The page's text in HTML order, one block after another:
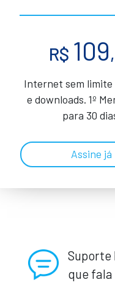
R$ 109
Internet sem limite
e downloads. 1º
para 30
Assine já
Suporte
que fala